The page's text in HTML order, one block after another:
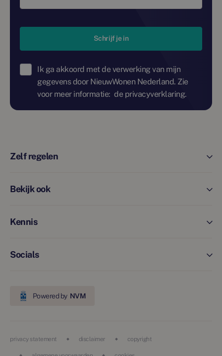
Schrijf je in
Ik ga akkoord met de verwerking van mijn
gegevens door NieuwWonen Nederland. Zie
voor meer informatie: de privacyverklaring.
Zelf regelen
Bekijk ook
Kennis
Socials
Powered by NVM
privacy statement disclaimer copyright